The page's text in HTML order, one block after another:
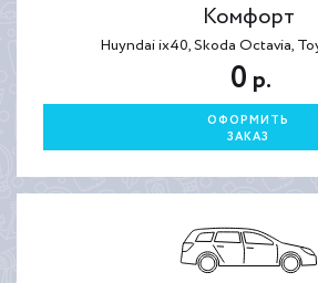
Комфорт
Huyndai ix40, Skoda Octavia,
0 р.
ОФОРМИТЬ
ЗАКАЗ